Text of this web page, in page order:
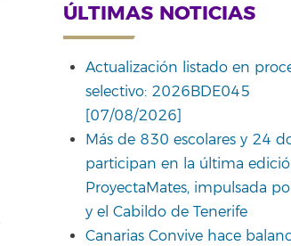
ÚLTIMAS NOTICIAS
Actualización listado en
selectivo: 2026BDE045
[07/08/2026]
Más de 830 escolares y 24
participan en la última
ProyectaMates, impulsada
y el Cabildo de Tenerife
Canarias Convive hace